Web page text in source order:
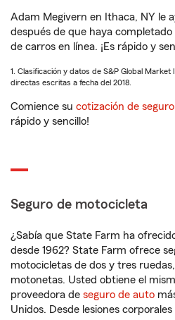
Adam Megivern en Ithaca, NY le
después de que haya
de carros en línea. ¡Es rápido y
1. Clasificación y datos de S&P Global Market
directas escritas a fecha del 2018.
Comience su cotización de
rápido y sencillo!
Seguro de motocicleta
¿Sabía que State Farm ha
desde 1962? State Farm ofrece
motocicletas de dos y tres
motonetas. Usted obtiene el
proveedora de seguro de auto
Unidos. Desde lesiones